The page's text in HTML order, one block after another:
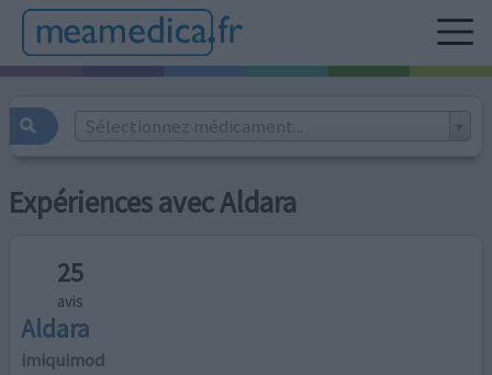
Sélectionnez médicament...
Expériences avec Aldara
25
avis
Aldara
imiquimod